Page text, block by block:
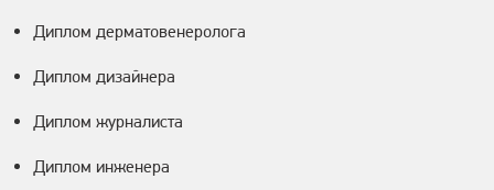
Диплом дерматовенеролога
Диплом дизайнера
Диплом журналиста
Диплом инженера